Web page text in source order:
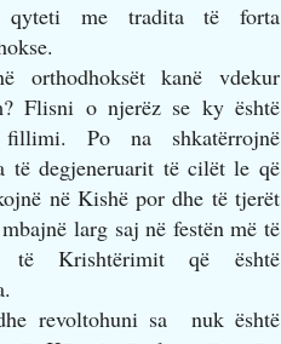
me tradita të forta
orthodhoksët kanë vdekur
Flisni o njerëz se ky është
fillimi. Po na shkatërrojnë
të degjeneruarit të cilët le që
në Kishë por dhe të tjerët
larg saj në festën më të
të Krishtërimit që është
revoltohuni sa nuk është